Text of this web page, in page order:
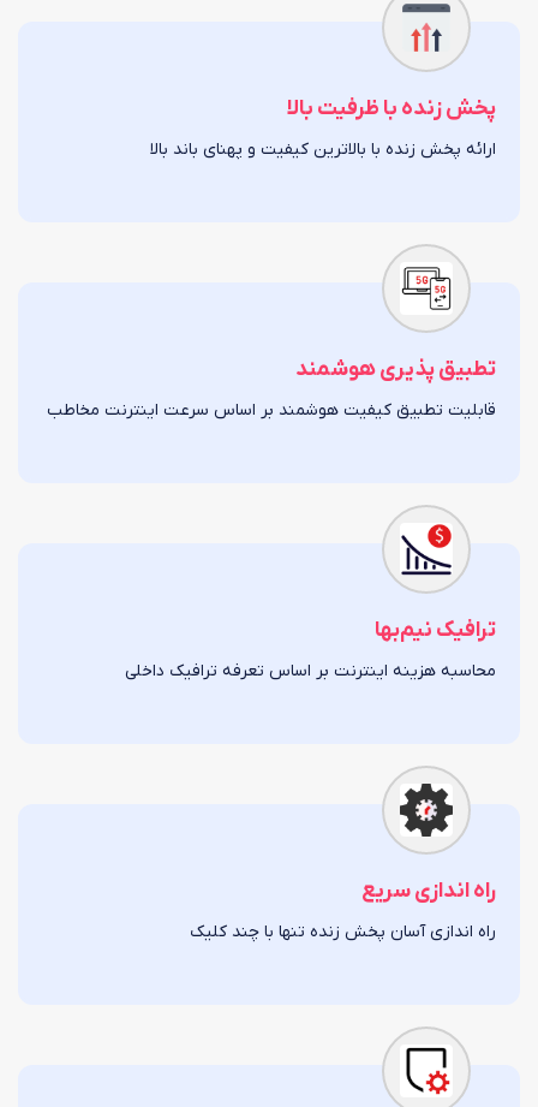
پخش زنده با ظرفیت بالا
ارائه پخش زنده با بالاترین کیفیت و پهنای باند بالا
تطبیق پذیری هوشمند
قابلیت تطبیق کیفیت هوشمند بر اساس سرعت اینترنت مخاطب
ترافیک نیم‌بها
محاسبه هزینه اینترنت بر اساس تعرفه ترافیک داخلی
راه اندازی سریع
راه اندازی آسان پخش زنده تنها با چند کلیک